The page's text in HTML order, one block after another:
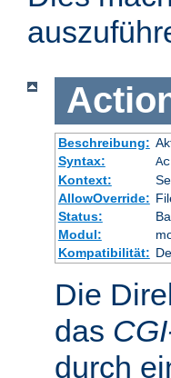
Beschreibung:
Syntax:
Kontext:
AllowOverride:
Status:
Modul:
Kompatibilität:
Die
das
durch